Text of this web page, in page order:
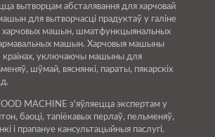
вытворцам абсталявання для харчовай
для вытворчасці прадуктаў у галіне
харчовых машын, шматфункцыянальных
машын. Харчовыя машыны
краінах, уключаючы машыны для
шўмай, вяснянкі, параты, пякарскіх
MACHINE з'яўляецца экспертам у
баоці, тапіёкавых перлаў, пельменяў,
і прапануе кансультацыйныя паслугі.